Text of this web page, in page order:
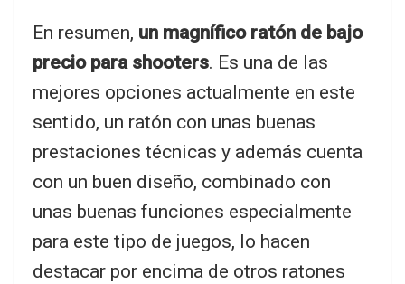
En resumen, un magnífico ratón de bajo
precio para shooters. Es una de las
mejores opciones actualmente en este
sentido, un ratón con unas buenas
prestaciones técnicas y además cuenta
con un buen diseño, combinado con
unas buenas funciones especialmente
para este tipo de juegos, lo hacen
destacar por encima de otros ratones